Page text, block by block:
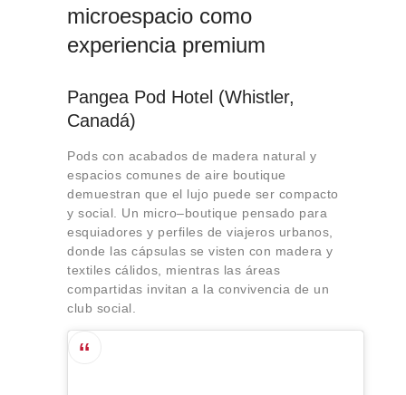
microespacio como
experiencia premium
Pangea Pod Hotel (Whistler,
Canadá)
Pods con acabados de madera natural y
espacios comunes de aire boutique
demuestran que el lujo puede ser compacto
y social. Un micro–boutique pensado para
esquiadores y perfiles de viajeros urbanos,
donde las cápsulas se visten con madera y
textiles cálidos, mientras las áreas
compartidas invitan a la convivencia de un
club social.